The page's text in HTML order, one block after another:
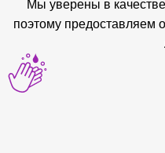
Мы уверены в
поэтому предоставляем